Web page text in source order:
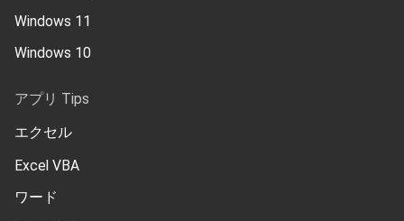
Windows 11
Windows 10
アプリ Tips
エクセル
Excel VBA
ワード